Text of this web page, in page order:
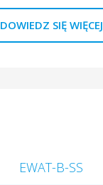
DOWIEDZ SIĘ WIĘCEJ
EWAT-B-SS